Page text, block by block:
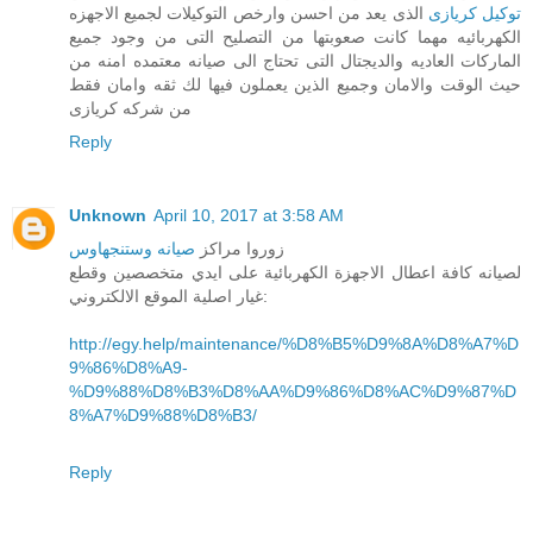
توكيل كريازى الذى يعد من احسن وارخص التوكيلات لجميع الاجهزه
الكهربائيه مهما كانت صعوبتها من التصليح التى من وجود جميع
الماركات العاديه والديجتال التى تحتاج الى صيانه معتمده امنه من
حيث الوقت والامان وجميع الذين يعملون فيها لك ثقه وامان فقط
من شركه كريازى
Reply
Unknown April 10, 2017 at 3:58 AM
زوروا مراكز صيانه وستنجهاوس
لصيانه كافة اعطال الاجهزة الكهربائية على ايدي متخصصين وقطع
غيار اصلية الموقع الالكتروني:
http://egy.help/maintenance/%D8%B5%D9%8A%D8%A7%D
9%86%D8%A9-
%D9%88%D8%B3%D8%AA%D9%86%D8%AC%D9%87%D
8%A7%D9%88%D8%B3/
Reply